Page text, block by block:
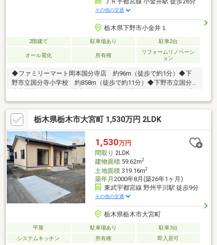
その他の交通
栃木県下野市小金井１
2階建て 駐車場あり 駐車2台
オール電化 所有権
リフォームリノベーシ
ョン
◆ファミリーマート岡本国分寺店 約96m（徒歩で約1分）◆下
野市立国分寺小学校 約858m（徒歩で約11分）◆下野市立国分
提供しています。お気軽にお問い合わせください。
栃木県栃木市大宮町 1,530万円 2LDK
1,530万円
間取り 2LDK
建物面積59.62m2
土地面積319.16m2
築年月 2000年8月(築26年1ヶ月)
東武宇都宮線 野州平川駅 徒歩9分
その他の交通
栃木県栃木市大宮町
平屋 駐車場あり
駐車3台
システムキッチン
所有権 即入居可